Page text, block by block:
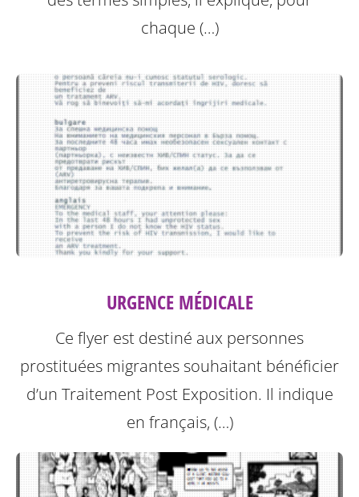
chaque (…)
URGENCE MÉDICALE
Ce flyer est destiné aux personnes
prostituées migrantes souhaitant bénéficier
d’un Traitement Post Exposition. Il indique
en français, (…)